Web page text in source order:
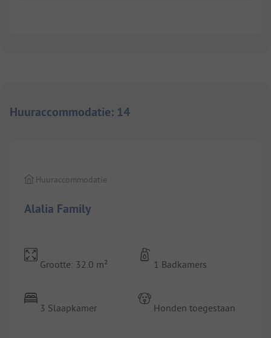
Huuraccommodatie: 14
Alalia Family
Huuraccommodatie
Grootte: 32.0 m²
3 Slaapkamer
1 Badkamers
Honden toegestaan